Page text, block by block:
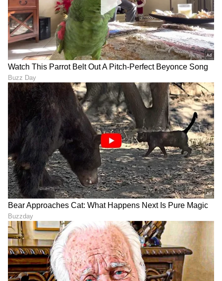
DOWNLOAD APP
RECOMMENDED STORIES
Adjustable Ring: ಉಂಗುರದ
ಸೈಜ್ ಚಿಕ್ಕದು-ದೊಡ್ಡದು
ಮಾಡೋದು ಈಗ ಸುಲಭ: 6
ಟ್ರೆಂಡಿ ಡಿಸೈನ್‌ಗಳು ಇಲ್ಲಿವೆ!
ರಾಯಲ್ ಎಥ್ನಿಕ್ ಲುಕ್‌ಗಾಗಿ ಧರಿಸಿ
ಕೋಲ್ಹಾಪುರಿ ಕಾಲ್ಗೆಜ್ಜೆಗಳು